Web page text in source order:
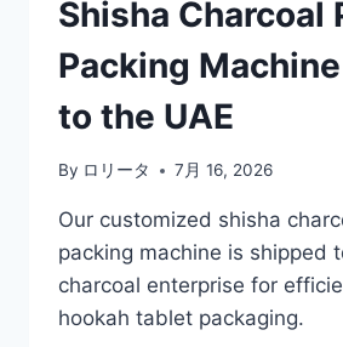
Shisha Charcoal
Packing
to the UAE
By ロリータ 7月 16, 2026
Our customized shisha
packing machine is shipped
charcoal enterprise for
hookah tablet packaging.